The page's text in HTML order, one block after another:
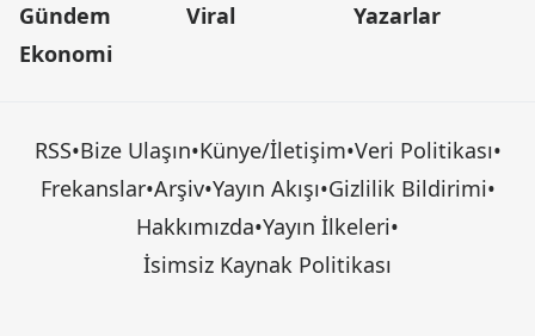
Gündem
Ekonomi
Viral
Yazarlar
RSS•Bize Ulaşın•Künye/İletişim•Veri Politikası•
Frekanslar•Arşiv•Yayın Akışı•Gizlilik Bildirimi•
Hakkımızda•Yayın İlkeleri•
İsimsiz Kaynak Politikası